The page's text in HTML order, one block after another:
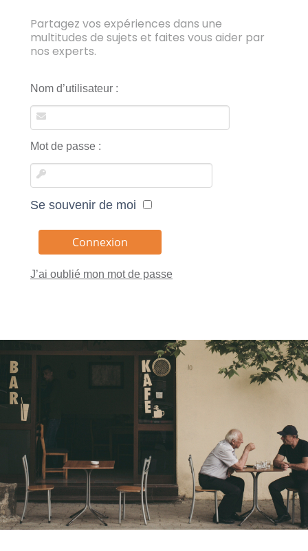
Partagez vos expériences dans une
multitudes de sujets et faites vous aider par
nos experts.
Nom d’utilisateur :
Mot de passe :
Se souvenir de moi
J’ai oublié mon mot de passe